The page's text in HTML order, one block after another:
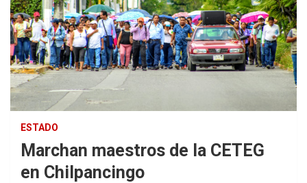
ESTADO
Marchan maestros de la CETEG
en Chilpancingo